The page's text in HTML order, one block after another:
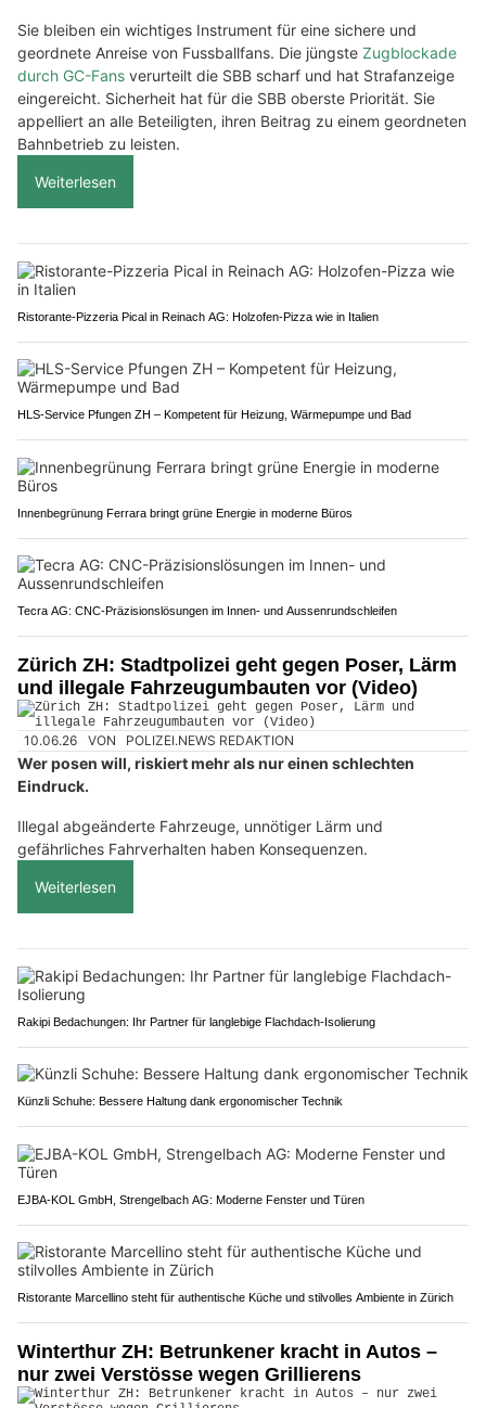
Sie bleiben ein wichtiges Instrument für eine sichere und
geordnete Anreise von Fussballfans. Die jüngste Zugblockade
durch GC-Fans verurteilt die SBB scharf und hat Strafanzeige
eingereicht. Sicherheit hat für die SBB oberste Priorität. Sie
appelliert an alle Beteiligten, ihren Beitrag zu einem geordneten
Bahnbetrieb zu leisten.
Weiterlesen
Ristorante-Pizzeria Pical in Reinach AG: Holzofen-Pizza wie in Italien
HLS-Service Pfungen ZH – Kompetent für Heizung, Wärmepumpe und Bad
Innenbegrünung Ferrara bringt grüne Energie in moderne Büros
Tecra AG: CNC-Präzisionslösungen im Innen- und Aussenrundschleifen
Zürich ZH: Stadtpolizei geht gegen Poser, Lärm
und illegale Fahrzeugumbauten vor (Video)
10.06.26 VON POLIZEI.NEWS REDAKTION
Wer posen will, riskiert mehr als nur einen schlechten
Eindruck.
Illegal abgeänderte Fahrzeuge, unnötiger Lärm und
gefährliches Fahrverhalten haben Konsequenzen.
Weiterlesen
Rakipi Bedachungen: Ihr Partner für langlebige Flachdach-Isolierung
Künzli Schuhe: Bessere Haltung dank ergonomischer Technik
EJBA-KOL GmbH, Strengelbach AG: Moderne Fenster und Türen
Ristorante Marcellino steht für authentische Küche und stilvolles Ambiente in Zürich
Winterthur ZH: Betrunkener kracht in Autos –
nur zwei Verstösse wegen Grillierens